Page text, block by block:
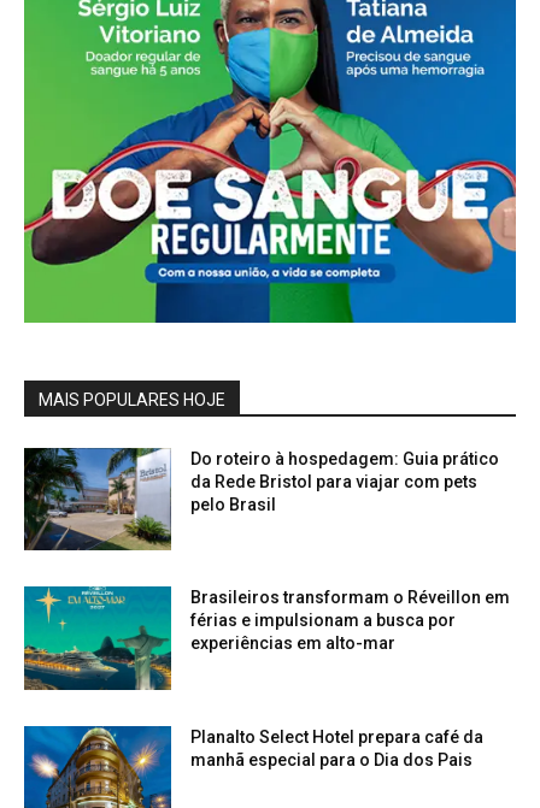
MAIS POPULARES HOJE
Do roteiro à hospedagem: Guia prático
da Rede Bristol para viajar com pets
pelo Brasil
Brasileiros transformam o Réveillon em
férias e impulsionam a busca por
experiências em alto-mar
Planalto Select Hotel prepara café da
manhã especial para o Dia dos Pais